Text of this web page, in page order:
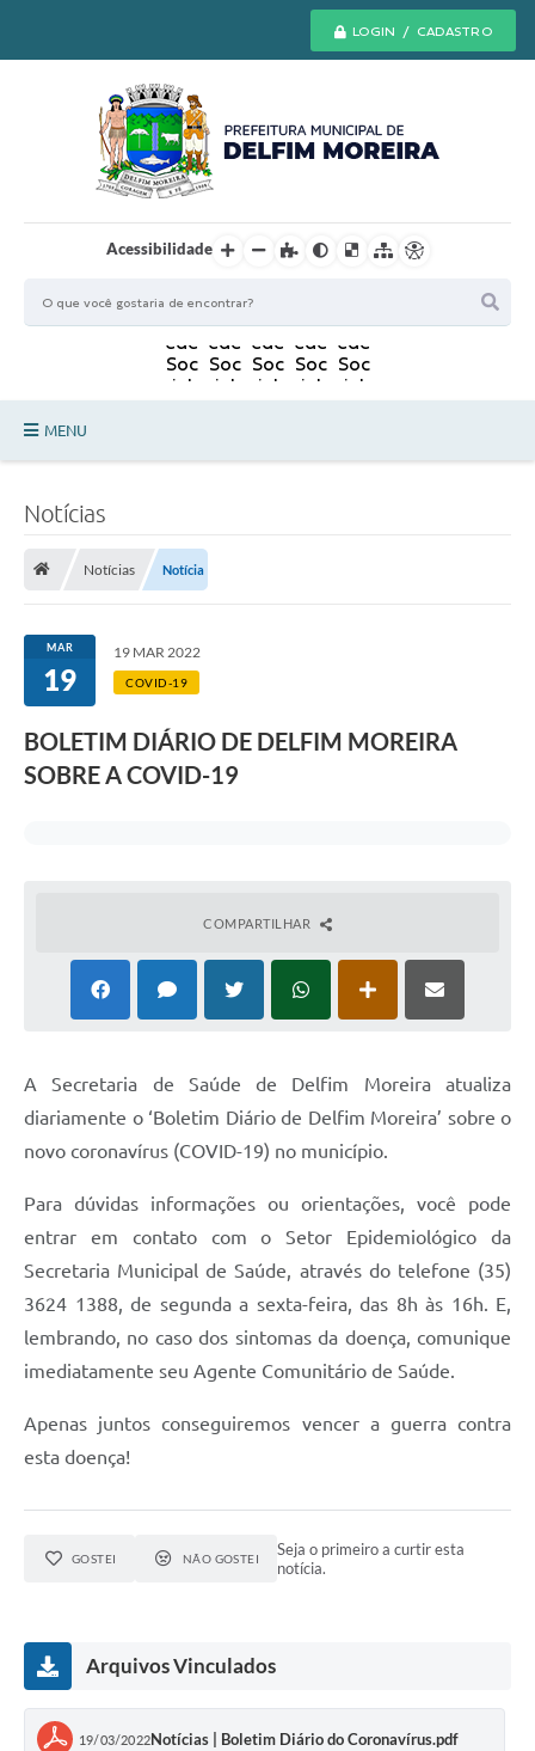
LOGIN / CADASTRO
Acessibilidade
MENU
Transparência
Editais
Listas de Espera - Unidade Básica de Saúde
Conheça Delfim Moreira
JORNADA DO PATRIMÔNIO
Arquivos para Download
Links
Contratos
Notícias
Notícias Notícia
MAR
19
19 MAR 2022
COVID-19
BOLETIM DIÁRIO DE DELFIM MOREIRA
SOBRE A COVID-19
COMPARTILHAR
A Secretaria de Saúde de Delfim Moreira atualiza
diariamente o ‘Boletim Diário de Delfim Moreira’ sobre o
novo coronavírus (COVID-19) no município.
Para dúvidas informações ou orientações, você pode
entrar em contato com o Setor Epidemiológico da
Secretaria Municipal de Saúde, através do telefone (35)
3624 1388, de segunda a sexta-feira, das 8h às 16h. E,
lembrando, no caso dos sintomas da doença, comunique
imediatamente seu Agente Comunitário de Saúde.
Apenas juntos conseguiremos vencer a guerra contra
esta doença!
GOSTEI NÃO GOSTEI
Seja o primeiro a curtir esta
notícia.
Arquivos Vinculados
19/03/2022Notícias | Boletim Diário do Coronavírus.pdf